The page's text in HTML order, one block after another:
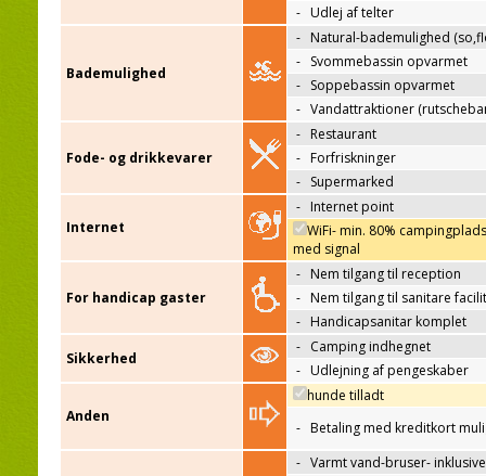
- Udlej af telter
Bademulighed
- Natural-bademulighed
- Svommebassin opvarmet
- Soppebassin opvarmet
- Vandattraktioner
Fode- og drikkevarer
- Restaurant
- Forfriskninger
- Supermarked
Internet
- Internet point
WiFi- min. 80%
med signal
For handicap gaster
- Nem tilgang til reception
- Nem tilgang til sanitare
- Handicapsanitar komplet
Sikkerhed
- Camping indhegnet
- Udlejning af pengeskaber
Anden
hunde tilladt
- Betaling med kreditkort
- Varmt vand-bruser- inklusive